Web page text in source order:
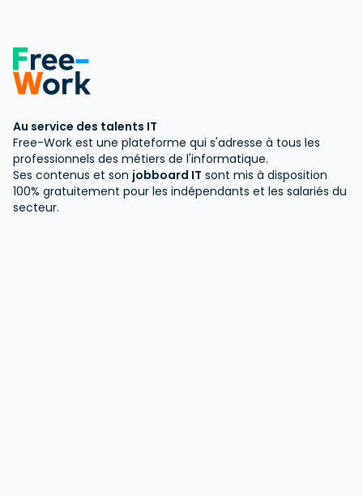
Au service des talents IT
Free-Work est une plateforme qui s'adresse à tous les
professionnels des métiers de l'informatique.
Ses contenus et son jobboard IT sont mis à disposition
100% gratuitement pour les indépendants et les salariés du
secteur.